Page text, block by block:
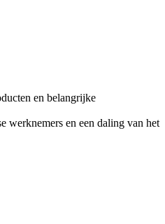
en belangrijke
werknemers en een daling van het